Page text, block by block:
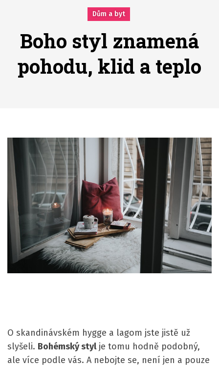
Dům a byt
Boho styl znamená
pohodu, klid a teplo
O skandinávském hygge a lagom jste jistě už
slyšeli. Bohémský stylje tomu hodně podobný,
ale více podle vás. A nebojte se, není jen a pouze